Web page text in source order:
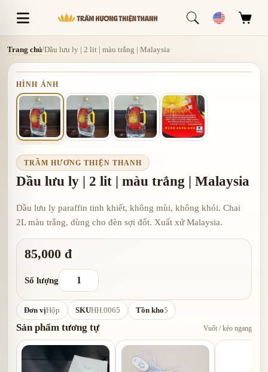
Trang chủ/Dầu lưu ly | 2 lit | màu trắng | Malaysia
HÌNH ẢNH
TRẦM HƯƠNG THIỆN THANH
Dầu lưu ly | 2 lit | màu trắng | Malaysia
Dầu lưu ly paraffin tinh khiết, không mùi, không khói. Chai
2L màu trắng, dùng cho đèn sợi đốt. Xuất xứ Malaysia.
85,000 đ
Số lượng
Đơn vịHộp SKUHH.0065 Tồn kho5
Sản phẩm tương tự Vuốt / kéo ngang